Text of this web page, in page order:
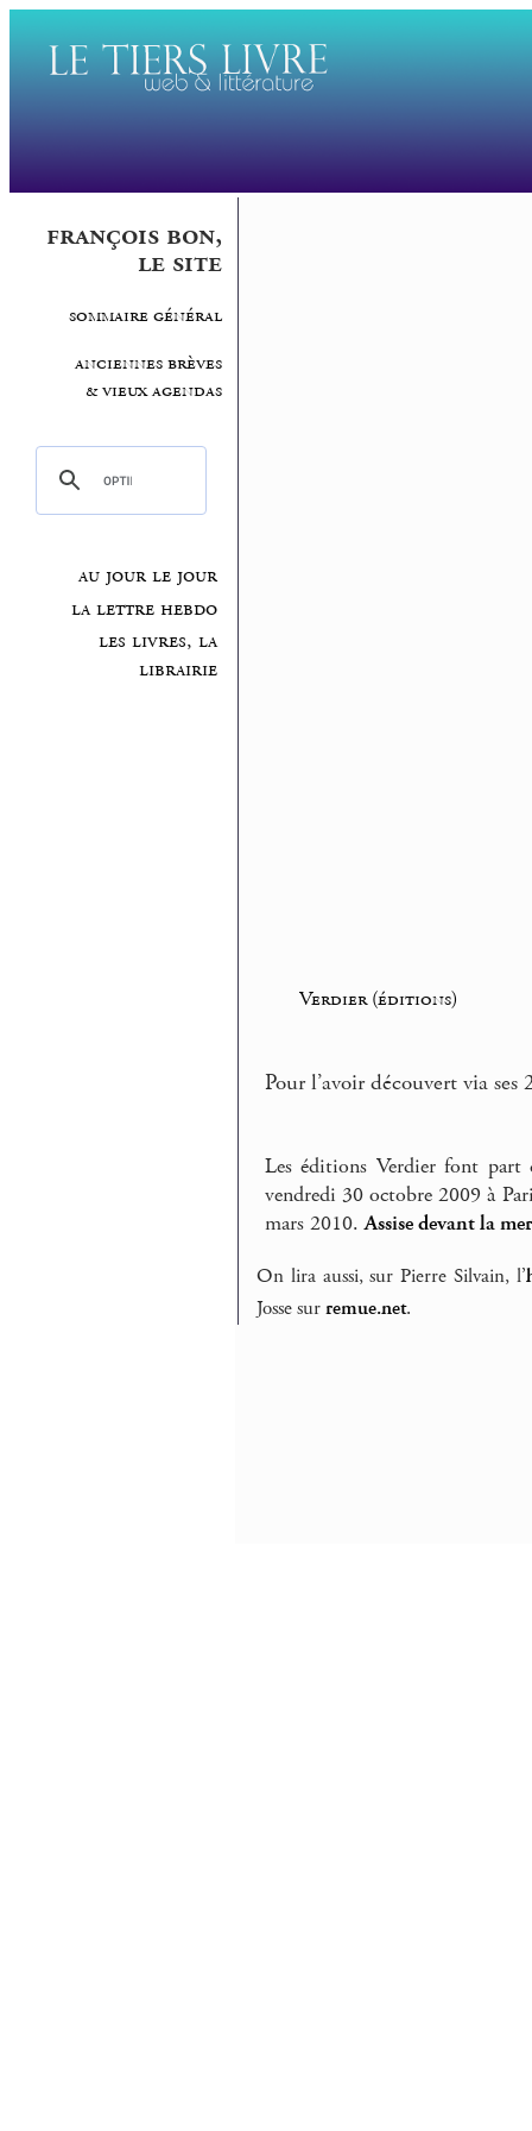
françois bon,
le site
sommaire général
anciennes brèves
& vieux agendas
au jour le jour
la lettre hebdo
les livres, la
librairie
Verdier (éditions)
Pour l’avoir découvert via
Les éditions Verdier font part
vendredi 30 octobre 2009 à
mars 2010.Assise devant la mer
On lira aussi, sur Pierre Silvain, l’
Josse surremue.net.